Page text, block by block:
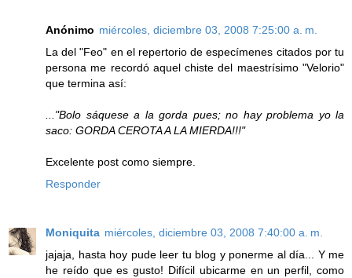
Anónimo miércoles, diciembre 03, 2008 7:25:00 a. m.
La del "Feo" en el repertorio de especímenes citados por tu
persona me recordó aquel chiste del maestrísimo "Velorio"
que termina así:
..."Bolo sáquese a la gorda pues; no hay problema yo la
saco: GORDA CEROTA A LA MIERDA!!!"
Excelente post como siempre.
Responder
Moniquita miércoles, diciembre 03, 2008 7:40:00 a. m.
jajaja, hasta hoy pude leer tu blog y ponerme al día... Y me
he reído que es gusto! Difícil ubicarme en un perfil, como